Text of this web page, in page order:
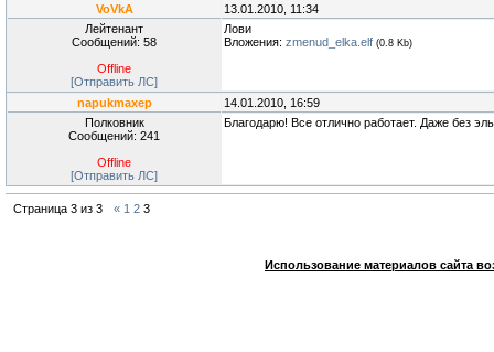
VoVkA
13.01.2010, 11:34
Лейтенант
Сообщений: 58
Offline
[Отправить ЛС]
Лови
Вложения: zmenud_elka.elf (0.8 Kb)
napukmaxep
14.01.2010, 16:59
Полковник
Сообщений: 241
Offline
[Отправить ЛС]
Благодарю! Все отлично работает. Даже без
Страница 3 из 3 « 1 2 3
Использование материалов сайта